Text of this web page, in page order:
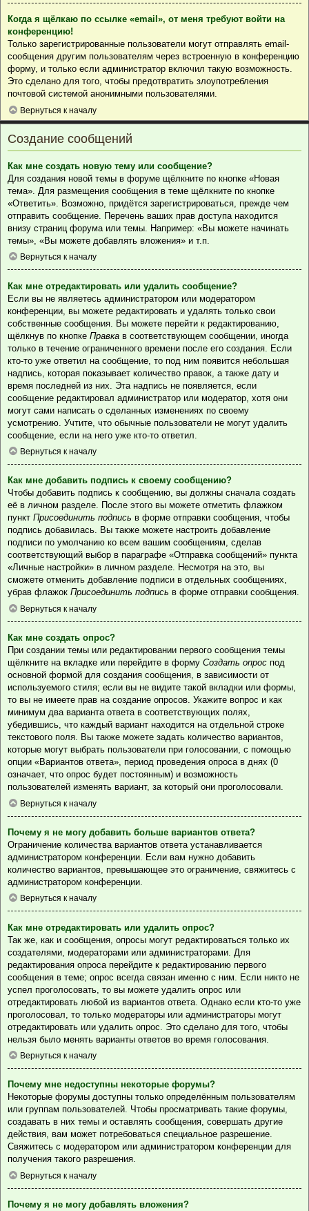
Когда я щёлкаю по ссылке «email», от меня требуют войти на
конференцию!
Только зарегистрированные пользователи могут отправлять email-
сообщения другим пользователям через встроенную в конференцию
форму, и только если администратор включил такую возможность.
Это сделано для того, чтобы предотвратить злоупотребления
почтовой системой анонимными пользователями.
Вернуться к началу
Создание сообщений
Как мне создать новую тему или сообщение?
Для создания новой темы в форуме щёлкните по кнопке «Новая
тема». Для размещения сообщения в теме щёлкните по кнопке
«Ответить». Возможно, придётся зарегистрироваться, прежде чем
отправить сообщение. Перечень ваших прав доступа находится
внизу страниц форума или темы. Например: «Вы можете начинать
темы», «Вы можете добавлять вложения» и т.п.
Вернуться к началу
Как мне отредактировать или удалить сообщение?
Если вы не являетесь администратором или модератором
конференции, вы можете редактировать и удалять только свои
собственные сообщения. Вы можете перейти к редактированию,
щёлкнув по кнопке Правка в соответствующем сообщении, иногда
только в течение ограниченного времени после его создания. Если
кто-то уже ответил на сообщение, то под ним появится небольшая
надпись, которая показывает количество правок, а также дату и
время последней из них. Эта надпись не появляется, если
сообщение редактировал администратор или модератор, хотя они
могут сами написать о сделанных изменениях по своему
усмотрению. Учтите, что обычные пользователи не могут удалить
сообщение, если на него уже кто-то ответил.
Вернуться к началу
Как мне добавить подпись к своему сообщению?
Чтобы добавить подпись к сообщению, вы должны сначала создать
её в личном разделе. После этого вы можете отметить флажком
пункт Присоединить подпись в форме отправки сообщения, чтобы
подпись добавилась. Вы также можете настроить добавление
подписи по умолчанию ко всем вашим сообщениям, сделав
соответствующий выбор в параграфе «Отправка сообщений» пункта
«Личные настройки» в личном разделе. Несмотря на это, вы
сможете отменить добавление подписи в отдельных сообщениях,
убрав флажок Присоединить подпись в форме отправки сообщения.
Вернуться к началу
Как мне создать опрос?
При создании темы или редактировании первого сообщения темы
щёлкните на вкладке или перейдите в форму Создать опрос под
основной формой для создания сообщения, в зависимости от
используемого стиля; если вы не видите такой вкладки или формы,
то вы не имеете прав на создание опросов. Укажите вопрос и как
минимум два варианта ответа в соответствующих полях,
убедившись, что каждый вариант находится на отдельной строке
текстового поля. Вы также можете задать количество вариантов,
которые могут выбрать пользователи при голосовании, с помощью
опции «Вариантов ответа», период проведения опроса в днях (0
означает, что опрос будет постоянным) и возможность
пользователей изменять вариант, за который они проголосовали.
Вернуться к началу
Почему я не могу добавить больше вариантов ответа?
Ограничение количества вариантов ответа устанавливается
администратором конференции. Если вам нужно добавить
количество вариантов, превышающее это ограничение, свяжитесь с
администратором конференции.
Вернуться к началу
Как мне отредактировать или удалить опрос?
Так же, как и сообщения, опросы могут редактироваться только их
создателями, модераторами или администраторами. Для
редактирования опроса перейдите к редактированию первого
сообщения в теме; опрос всегда связан именно с ним. Если никто не
успел проголосовать, то вы можете удалить опрос или
отредактировать любой из вариантов ответа. Однако если кто-то уже
проголосовал, то только модераторы или администраторы могут
отредактировать или удалить опрос. Это сделано для того, чтобы
нельзя было менять варианты ответов во время голосования.
Вернуться к началу
Почему мне недоступны некоторые форумы?
Некоторые форумы доступны только определённым пользователям
или группам пользователей. Чтобы просматривать такие форумы,
создавать в них темы и оставлять сообщения, совершать другие
действия, вам может потребоваться специальное разрешение.
Свяжитесь с модератором или администратором конференции для
получения такого разрешения.
Вернуться к началу
Почему я не могу добавлять вложения?